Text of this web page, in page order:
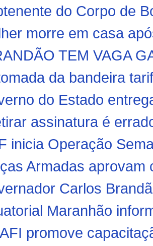
do Corpo de
morre em casa
TEM VAGA
da bandeira
do Estado
assinatura é
inicia Operação
Armadas aprovam
Carlos
Maranhão
promove